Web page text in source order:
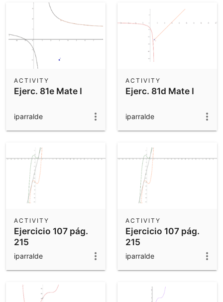
Ejerc. 81e Mate I
ACTIVITY
iparralde
Ejerc. 81d Mate I
ACTIVITY
iparralde
Ejercicio 107 pág.
215
ACTIVITY
iparralde
Ejercicio 107 pág.
215
ACTIVITY
iparralde